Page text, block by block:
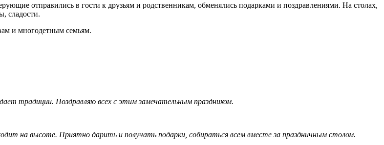
отправились в гости к друзьям и родственникам, обменялись подарками и поздравлениями. На столах,
сладости.
и многодетным семьям.
традиции. Поздравляю всех с этим замечательным праздником.
на высоте. Приятно дарить и получать подарки, собираться всем вместе за праздничным столом.